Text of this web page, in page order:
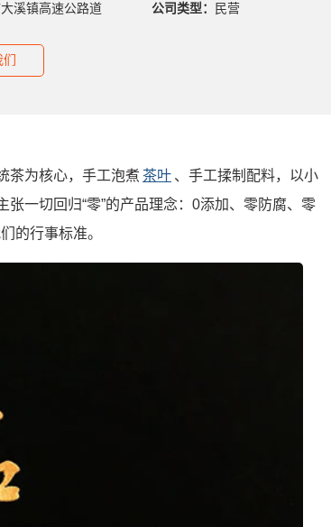
溪镇高速公路道 公司类型： 民营
茶为核心，手工泡煮茶叶 、手工揉制配料，以小
一切回归“零”的产品理念：0添加、零防腐、零
的行事标准。